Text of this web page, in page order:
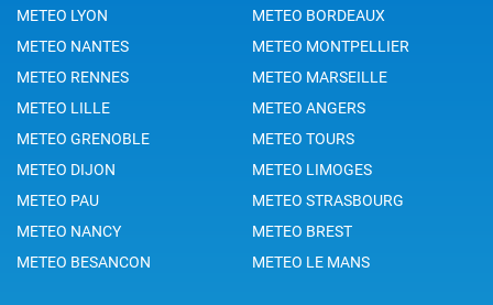
METEO LYON
METEO BORDEAUX
METEO NANTES
METEO MONTPELLIER
METEO RENNES
METEO MARSEILLE
METEO LILLE
METEO ANGERS
METEO GRENOBLE
METEO TOURS
METEO DIJON
METEO LIMOGES
METEO PAU
METEO STRASBOURG
METEO NANCY
METEO BREST
METEO BESANCON
METEO LE MANS